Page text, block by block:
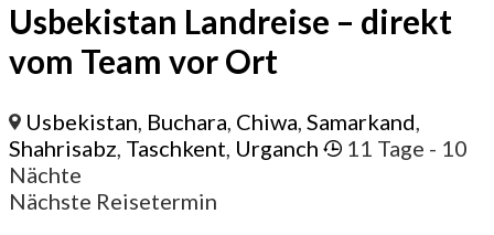
Usbekistan Landreise – direkt
vom Team vor Ort
Usbekistan, Buchara, Chiwa,Samarkand,
Shahrisabz, Taschkent, Urganch 11 Tage - 10
Nächte
Nächste Reisetermin